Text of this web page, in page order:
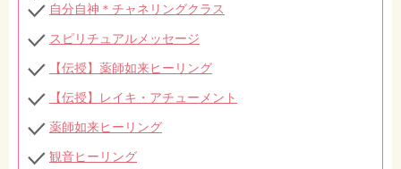
プライバシーポリシー
自分自神＊チャネリングクラス
スピリチュアルメッセージ
【伝授】薬師如来ヒーリング
【伝授】レイキ・アチューメント
薬師如来ヒーリング
観音ヒーリング